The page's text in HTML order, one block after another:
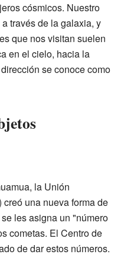
cósmicos. Nuestro
través de la galaxia, y
que nos visitan suelen
en el cielo, hacia la
se conoce como
la Unión
una nueva forma de
les asigna un "número
cometas. El Centro de
de dar estos números.